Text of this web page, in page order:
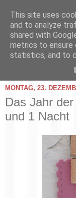
MONTAG, 23.
Das Jahr
und 1 Nacht
This site uses
and to analyze
shared with
metrics to ensure
statistics, and to